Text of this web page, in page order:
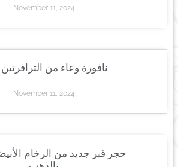
November 11, 2024
نافورة وعاء من الترافرتين
November 11, 2024
حجر قبر جديد من الرخام